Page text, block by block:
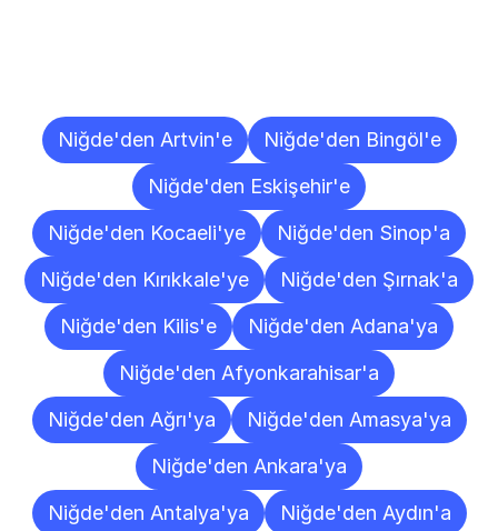
Niğde'den Artvin'e
Niğde'den Bingöl'e
Niğde'den Eskişehir'e
Niğde'den Kocaeli'ye
Niğde'den Sinop'a
Niğde'den Kırıkkale'ye
Niğde'den Şırnak'a
Niğde'den Kilis'e
Niğde'den Adana'ya
Niğde'den Afyonkarahisar'a
Niğde'den Ağrı'ya
Niğde'den Amasya'ya
Niğde'den Ankara'ya
Niğde'den Antalya'ya
Niğde'den Aydın'a